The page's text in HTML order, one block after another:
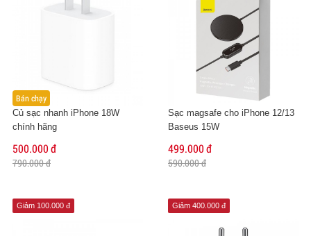
Bán chạy
Củ sạc nhanh iPhone 18W
chính hãng
500.000 đ
790.000 đ
Sạc magsafe cho iPhone 12/13
Baseus 15W
499.000 đ
590.000 đ
Giảm 100.000 đ Giảm 400.000 đ